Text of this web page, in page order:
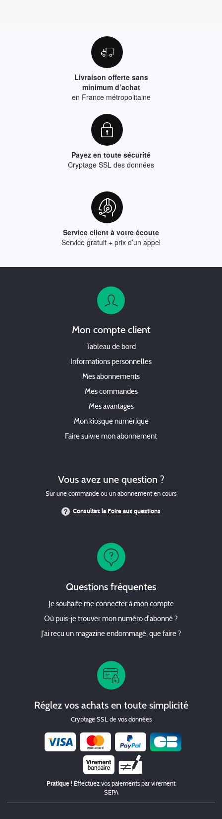
Livraison offerte sans
minimum d’achat
en France métropolitaine
Payez en toute sécurité
Cryptage SSL des données
Service client à votre écoute
Service gratuit + prix d’un appel
Mon compte client
Tableau de bord
Informations personnelles
Mes abonnements
Mes commandes
Mes avantages
Mon kiosque numérique
Faire suivre mon abonnement
Vous avez une question ?
Sur une commande ou un abonnement en cours
Consultez laFoire aux questions
Questions fréquentes
Je souhaite me connecter à mon compte
Où puis-je trouver mon numéro d'abonné ?
J’ai reçu un magazine endommagé, que faire ?
Réglez vos achats en toute simplicité
Cryptage SSL de vos données
Chèque
Pratique ! Effectuez vos paiements par virement
SEPA